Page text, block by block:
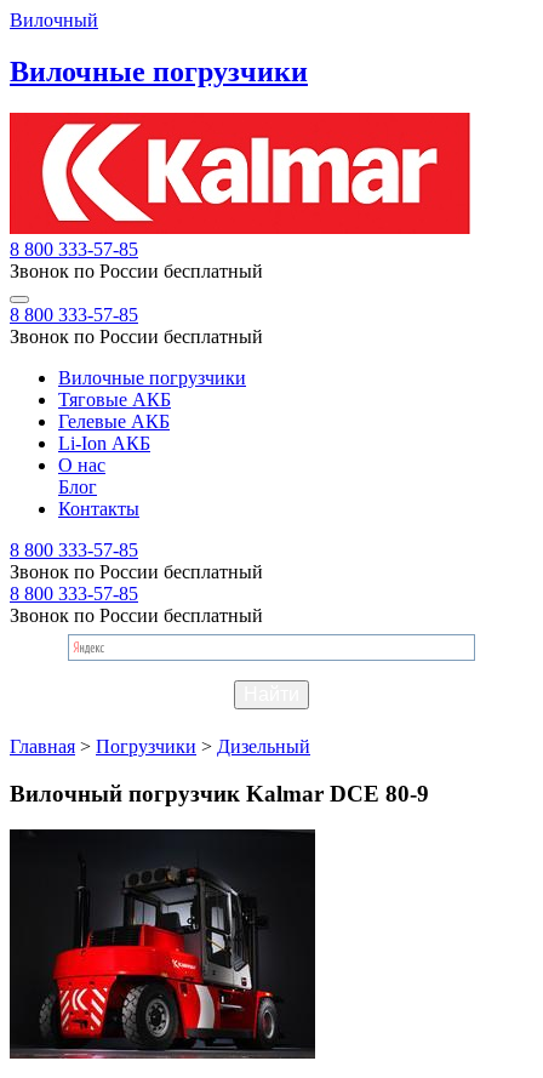
Вилочный
Вилочные погрузчики
8 800 333-57-85
Звонок по России бесплатный
8 800 333-57-85
Звонок по России бесплатный
Вилочные погрузчики
Тяговые АКБ
Гелевые АКБ
Li-Ion АКБ
О нас
Блог
Контакты
8 800 333-57-85
Звонок по России бесплатный
8 800 333-57-85
Звонок по России бесплатный
Главная > Погрузчики > Дизельный
Вилочный погрузчик Kalmar DCE 80-9